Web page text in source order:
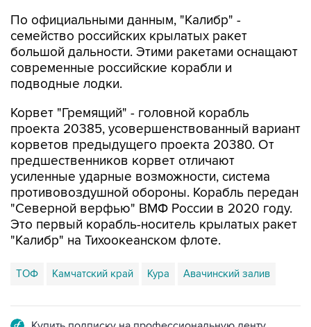
По официальными данным, "Калибр" -
семейство российских крылатых ракет
большой дальности. Этими ракетами оснащают
современные российские корабли и
подводные лодки.
Корвет "Гремящий" - головной корабль
проекта 20385, усовершенствованный вариант
корветов предыдущего проекта 20380. От
предшественников корвет отличают
усиленные ударные возможности, система
противовоздушной обороны. Корабль передан
"Северной верфью" ВМФ России в 2020 году.
Это первый корабль-носитель крылатых ракет
"Калибр" на Тихоокеанском флоте.
ТОФ Камчатский край Кура Авачинский залив